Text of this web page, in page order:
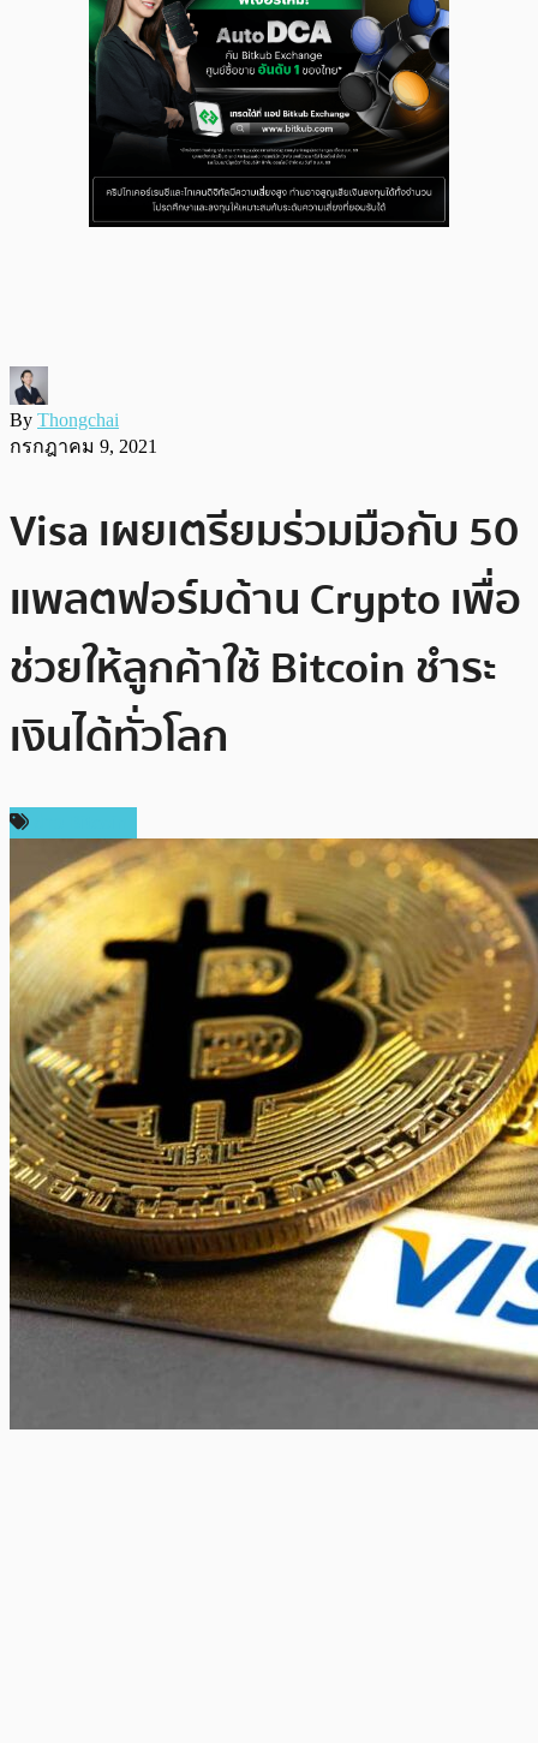
By Thongchai
กรกฎาคม 9, 2021
Visa เผยเตรียมร่วมมือกับ 50
แพลตฟอร์มด้าน Crypto เพื่อ
ช่วยให้ลูกค้าใช้ Bitcoin ชำระ
เงินได้ทั่วโลก